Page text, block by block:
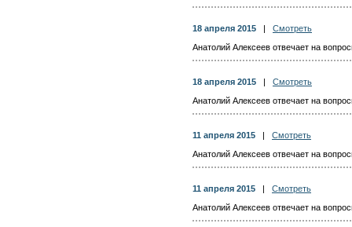
18 апреля 2015
Смотреть
Анатолий Алексеев отвечает на
18 апреля 2015
Смотреть
Анатолий Алексеев отвечает на
11 апреля 2015
Смотреть
Анатолий Алексеев отвечает на
11 апреля 2015
Смотреть
Анатолий Алексеев отвечает на